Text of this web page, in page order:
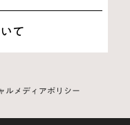
て
ルメディアポリシー